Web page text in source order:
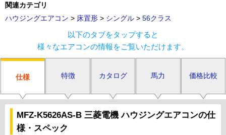
関連カテゴリ
ハウジングエアコン > 床置形 > シングル > 56クラス
以下のタブをタップすると
様々なエアコンの情報をご覧いただけます。
仕様 特徴 カタログ 馬力 価格比較
MFZ-K5626AS-B 三菱電機 ハウジングエアコンの仕
様・スペック